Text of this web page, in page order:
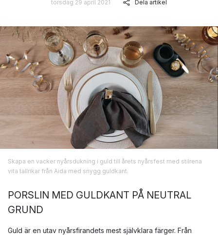
torsdag 29 april 2021 Dela artikel
Skapa en vacker nyårsdukning i guld till årets nyårsfest med stilrena
vita tallrikar från Aida med snygg guldkant.
PORSLIN MED GULDKANT PÅ NEUTRAL
GRUND
Guld är en utav nyårsfirandets mest självklara färger. Från